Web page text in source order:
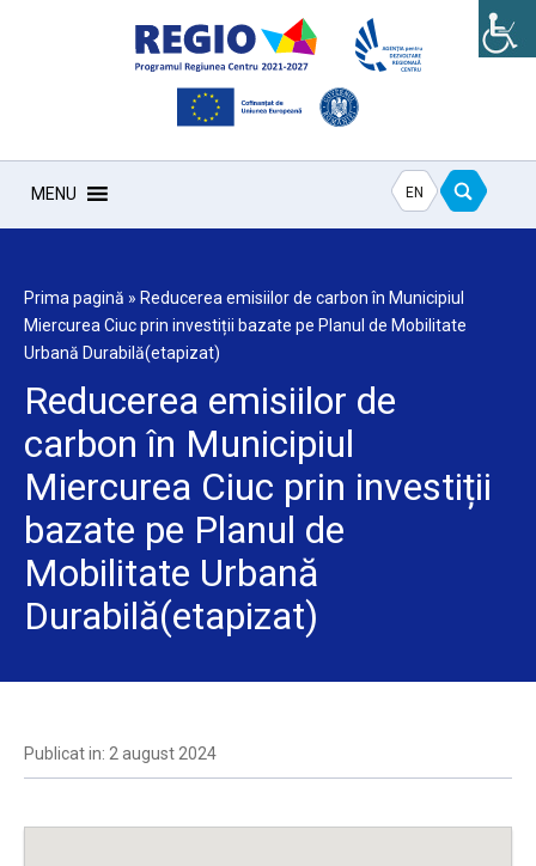
MENU EN
Prima pagină » Reducerea emisiilor de carbon în Municipiul
Miercurea Ciuc prin investiții bazate pe Planul de Mobilitate
Urbană Durabilă(etapizat)
Reducerea emisiilor de
carbon în Municipiul
Miercurea Ciuc prin investiții
bazate pe Planul de
Mobilitate Urbană
Durabilă(etapizat)
Publicat in: 2 august 2024